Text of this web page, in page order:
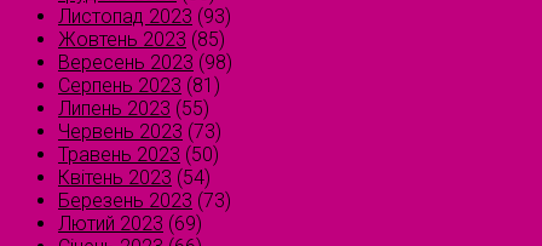
Листопад 2023 (93)
Жовтень 2023 (85)
Вересень 2023 (98)
Серпень 2023 (81)
Липень 2023 (55)
Червень 2023 (73)
Травень 2023 (50)
Квітень 2023 (54)
Березень 2023 (73)
Лютий 2023 (69)